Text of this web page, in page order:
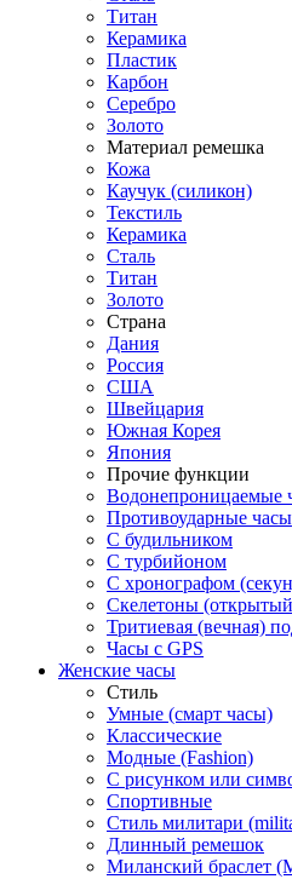
Титан
Керамика
Пластик
Карбон
Серебро
Золото
Материал ремешка
Кожа
Каучук (силикон)
Текстиль
Керамика
Сталь
Титан
Золото
Страна
Дания
Россия
США
Швейцария
Южная Корея
Япония
Прочие функции
Водонепроницаемые
Противоударные часы
С будильником
С турбийоном
С хронографом
Скелетоны
Тритиевая (вечная)
Часы с GPS
Женские часы
Стиль
Умные (смарт часы)
Классические
Модные (Fashion)
С рисунком или
Спортивные
Стиль милитари
Длинный ремешок
Миланский браслет